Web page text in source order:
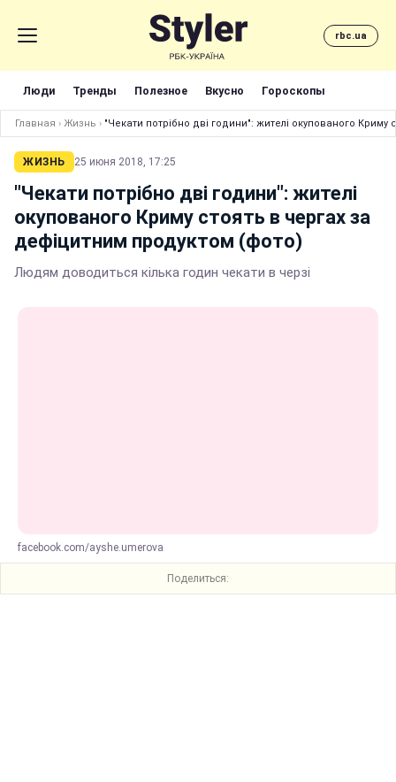
rbc.ua
Люди Тренды Полезное Вкусно Гороскопы
Главная › Жизнь › "Чекати потрібно дві години": жителі окупованого
ЖИЗНЬ 25 июня 2018, 17:25
"Чекати потрібно дві години": жителі
окупованого Криму стоять в чергах за
дефіцитним продуктом (фото)
Людям доводиться кілька годин чекати в черзі
facebook.com/ayshe.umerova
Поделиться: